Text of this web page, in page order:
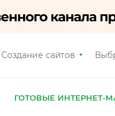
Создание сайтов
ГОТОВЫЕ ИНТЕРНЕТ-